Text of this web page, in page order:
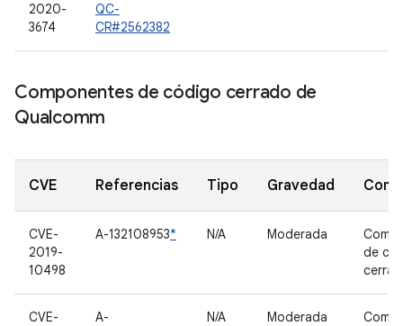
2020-
3674
QC-
CR#2562382
Componentes de código cerrado de
Qualcomm
CVE Referencias Tipo Gravedad
CVE-
2019-
10498
A-132108953* N/A Moderada
de
CVE-
A-
N/A Moderada